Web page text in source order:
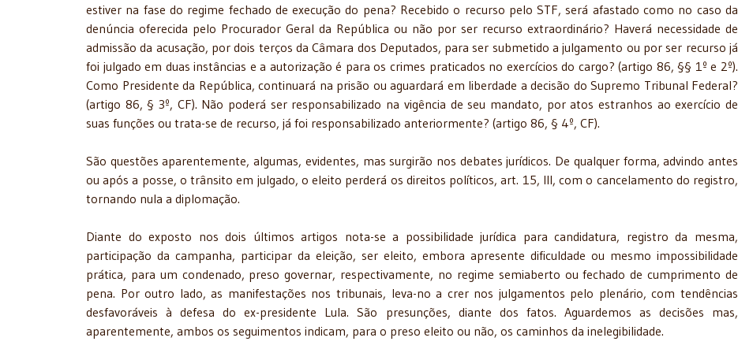
estiver na fase do regime fechado de execução do pena? Recebido o recurso pelo STF, será afastado como no caso da
denúncia oferecida pelo Procurador Geral da República ou não por ser recurso extraordinário? Haverá necessidade de
admissão da acusação, por dois terços da Câmara dos Deputados, para ser submetido a julgamento ou por ser recurso já
foi julgado em duas instâncias e a autorização é para os crimes praticados no exercícios do cargo? (artigo 86, §§ 1º e 2º).
Como Presidente da República, continuará na prisão ou aguardará em liberdade a decisão do Supremo Tribunal Federal?
(artigo 86, § 3º, CF). Não poderá ser responsabilizado na vigência de seu mandato, por atos estranhos ao exercício de
suas funções ou trata-se de recurso, já foi responsabilizado anteriormente? (artigo 86, § 4º, CF).
São questões aparentemente, algumas, evidentes, mas surgirão nos debates jurídicos. De qualquer forma, advindo antes
ou após a posse, o trânsito em julgado, o eleito perderá os direitos políticos, art. 15, III, com o cancelamento do registro,
tornando nula a diplomação.
Diante do exposto nos dois últimos artigos nota-se a possibilidade jurídica para candidatura, registro da mesma,
participação da campanha, participar da eleição, ser eleito, embora apresente dificuldade ou mesmo impossibilidade
prática, para um condenado, preso governar, respectivamente, no regime semiaberto ou fechado de cumprimento de
pena. Por outro lado, as manifestações nos tribunais, leva-no a crer nos julgamentos pelo plenário, com tendências
desfavoráveis à defesa do ex-presidente Lula. São presunções, diante dos fatos. Aguardemos as decisões mas,
aparentemente, ambos os seguimentos indicam, para o preso eleito ou não, os caminhos da inelegibilidade.